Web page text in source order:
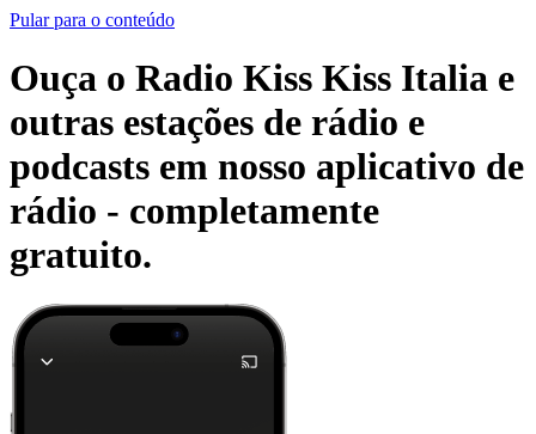
Pular para o conteúdo
Ouça o Radio Kiss Kiss Italia e
outras estações de rádio e
podcasts em nosso aplicativo de
rádio - completamente
gratuito.